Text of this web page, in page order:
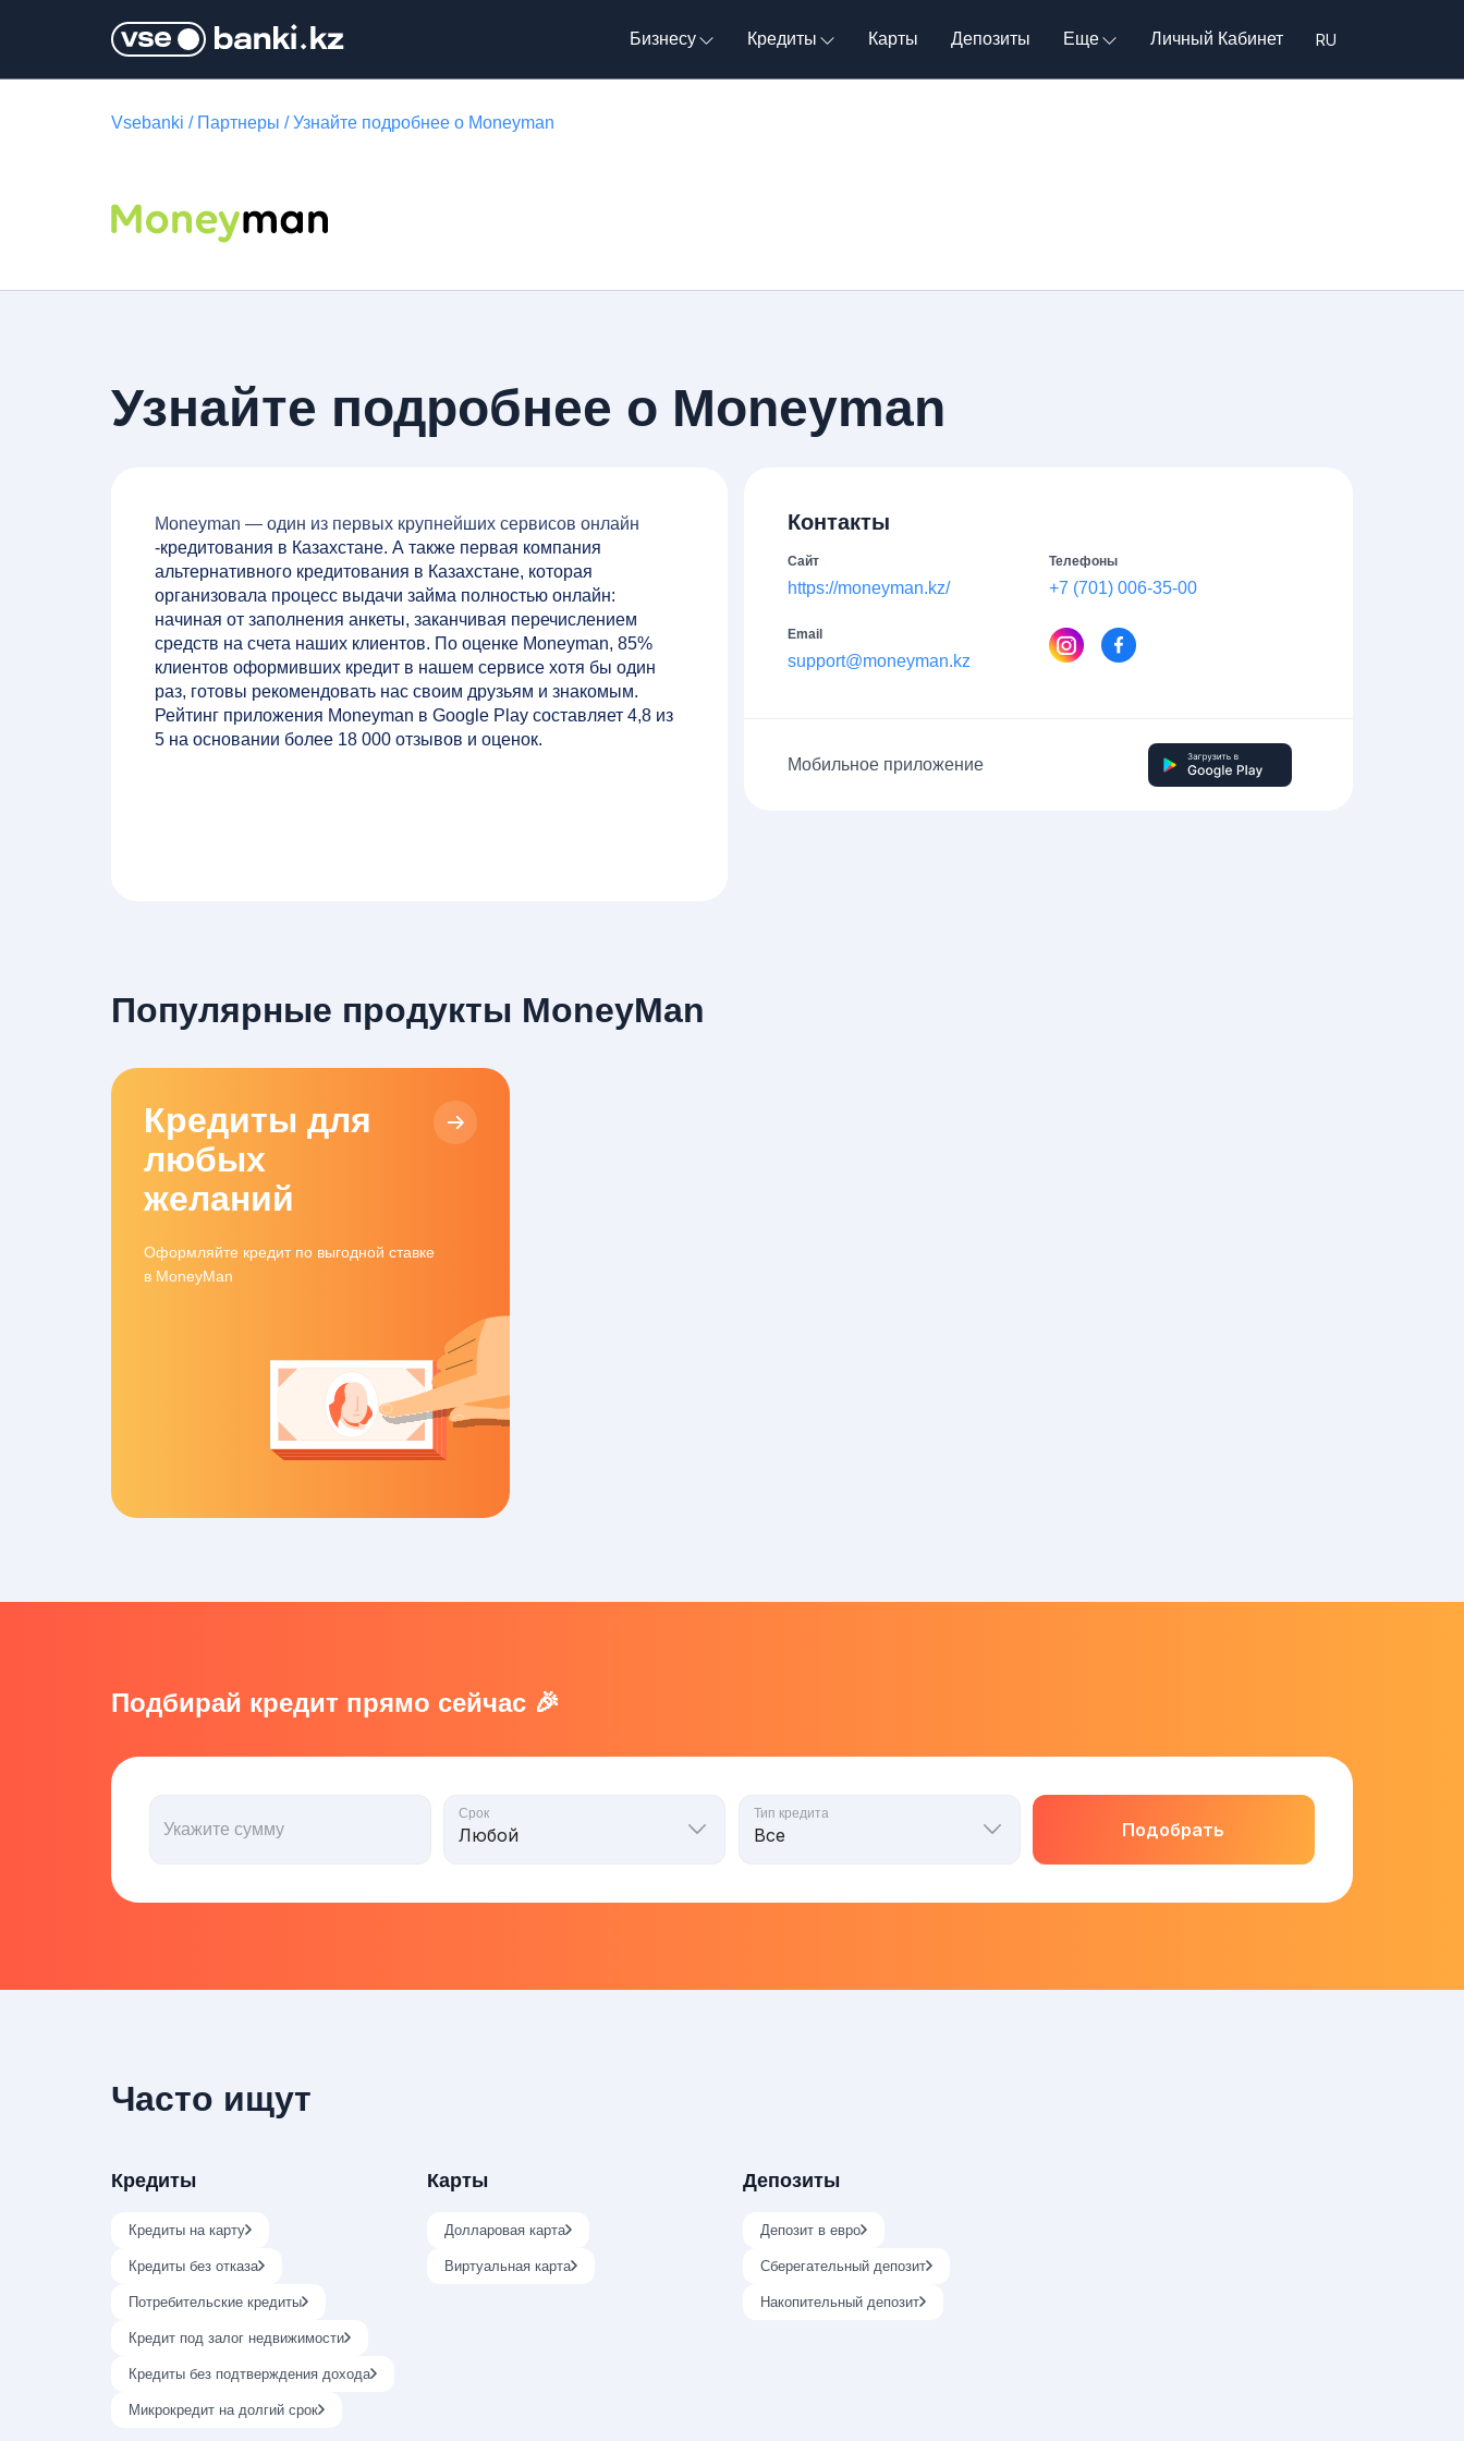
Бизнесу Кредиты Карты Депозиты Еще Личный Кабинет
Vsebanki / Партнеры /Узнайте подробнее о Moneyman
Узнайте подробнее о Moneyman
Moneyman — один из первых крупнейших сервисов онлайн
-кредитования в Казахстане. А также первая компания
альтернативного кредитования в Казахстане, которая
организовала процесс выдачи займа полностью онлайн:
начиная от заполнения анкеты, заканчивая перечислением
средств на счета наших клиентов. По оценке Moneyman, 85%
клиентов оформивших кредит в нашем сервисе хотя бы один
раз, готовы рекомендовать нас своим друзьям и знакомым.
Рейтинг приложения Moneyman в Google Play составляет 4,8 из
5 на основании более 18 000 отзывов и оценок.
Контакты
Сайт
https://moneyman.kz/
Телефоны
+7 (701) 006-35-00
Email
support@moneyman.kz
Мобильное приложение
Популярные продукты MoneyMan
Кредиты для
любых
желаний
Оформляйте кредит по выгодной ставке
в MoneyMan
Подбирай кредит прямо сейчас 🎉
Укажите сумму
Срок Тип кредита
Подобрать
Часто ищут
Кредиты
Кредиты на карту
Кредиты без отказа
Потребительские кредиты
Кредит под залог недвижимости
Кредиты без подтверждения дохода
Микрокредит на долгий срок
Карты
Долларовая карта
Виртуальная карта
Депозиты
Депозит в евро
Сберегательный депозит
Накопительный депозит